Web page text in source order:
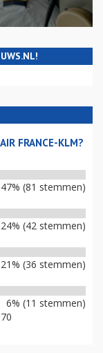
FRANCE-KLM?
47% (81 stemmen)
24% (42 stemmen)
21% (36 stemmen)
6% (11 stemmen)